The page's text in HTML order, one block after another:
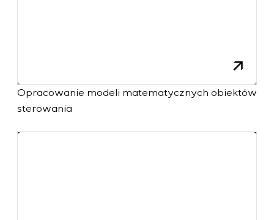
Opracowanie modeli matematycznych obiektów
sterowania